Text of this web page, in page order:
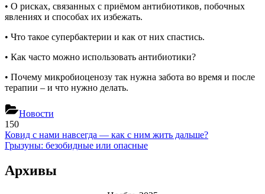
• О рисках, связанных с приёмом антибиотиков, побочных
явлениях и способах их избежать.
• Что такое супербактерии и как от них спастись.
• Как часто можно использовать антибиотики?
• Почему микробиоценозу так нужна забота во время и после
терапии – и что нужно делать.
Новости
150
Навигация
по
записям
Previous
Post:
Ковид с нами навсегда — как с ним жить дальше?
Next
Грызуны: безобидные или опасные
Архивы